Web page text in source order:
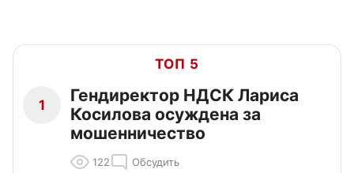
ТОП 5
1
Гендиректор НДСК Лариса
Косилова осуждена за
мошенничество
122 Обсудить